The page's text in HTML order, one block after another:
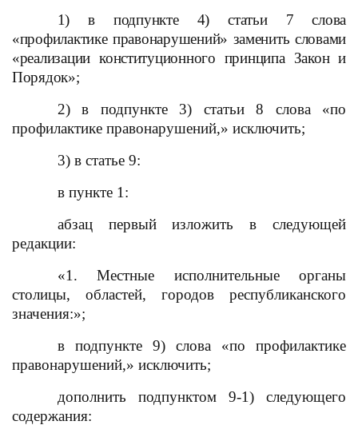
1) в подпункте 4) статьи 7 слова
«профилактике правонарушений» заменить словами
«реализации конституционного принципа Закон и
Порядок»;
2) в подпункте 3) статьи 8 слова «по
профилактике правонарушений,» исключить;
3) в статье 9:
в пункте 1:
абзац первый изложить в следующей
редакции:
«1. Местные исполнительные органы
столицы, областей, городов республиканского
значения:»;
в подпункте 9) слова «по профилактике
правонарушений,» исключить;
дополнить подпунктом 9-1) следующего
содержания: